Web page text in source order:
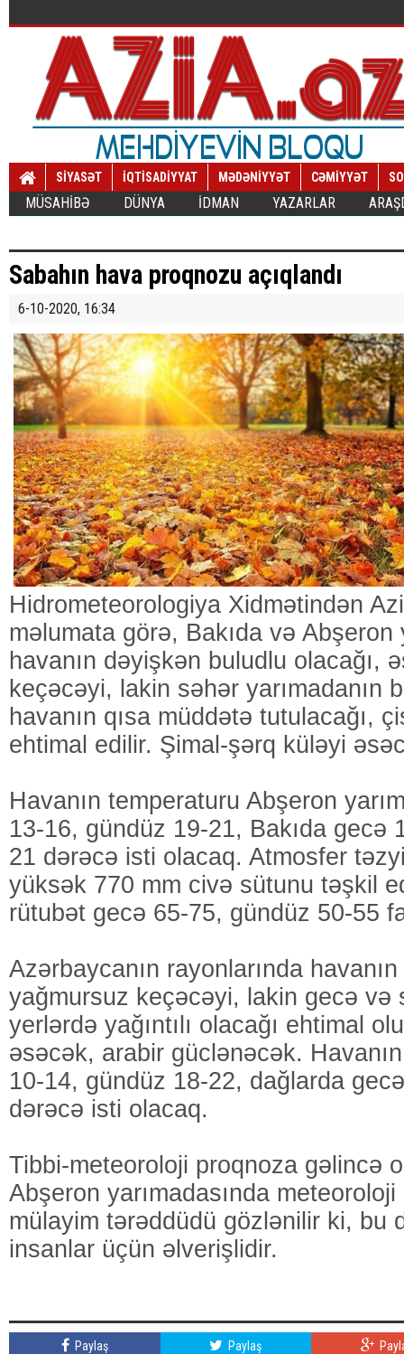
SİYASƏT İQTİSADİYYAT MƏDƏNİYYƏT CƏMİYYƏT
MÜSAHİBƏ DÜNYA İDMAN YAZARLAR
Sabahın hava proqnozu açıqlandı
6-10-2020, 16:34
Hidrometeorologiya Xidmətindən
məlumata görə, Bakıda və Abşeron
havanın dəyişkən buludlu olacağı,
keçəcəyi, lakin səhər yarımadanın
havanın qısa müddətə tutulacağı,
ehtimal edilir. Şimal-şərq küləyi
Havanın temperaturu Abşeron
13-16, gündüz 19-21, Bakıda gecə
21 dərəcə isti olacaq. Atmosfer
yüksək 770 mm civə sütunu təşkil
rütubət gecə 65-75, gündüz 50-55
Azərbaycanın rayonlarında
yağmursuz keçəcəyi, lakin gecə və
yerlərdə yağıntılı olacağı ehtimal
əsəcək, arabir güclənəcək.
10-14, gündüz 18-22, dağlarda
dərəcə isti olacaq.
Tibbi-meteoroloji proqnoza gəlincə
Abşeron yarımadasında
mülayim tərəddüdü gözlənilir ki, bu
insanlar üçün əlverişlidir.
Paylaş Paylaş